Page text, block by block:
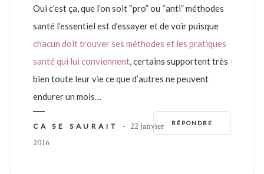
Oui c’est ça, que l’on soit “pro” ou “anti” méthodes
santé l’essentiel est d’essayer et de voir puisque
chacun doit trouver ses méthodes et les pratiques
santé qui lui conviennent , certains supportent très
bien toute leur vie ce que d’autres ne peuvent
endurer un mois…
RÉPONDRE
CA SE SAURAIT - 22 janvier
2016